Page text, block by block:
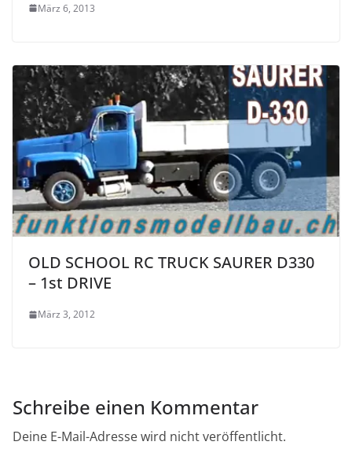
März 6, 2013
OLD SCHOOL RC TRUCK SAURER D330
– 1st DRIVE
März 3, 2012
Schreibe einen Kommentar
Deine E-Mail-Adresse wird nicht veröffentlicht.